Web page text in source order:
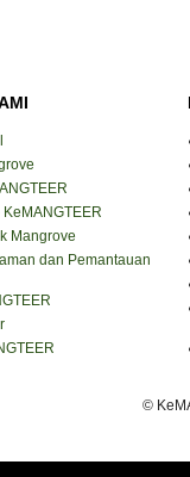
Mangrove
dan Pemantauan
©